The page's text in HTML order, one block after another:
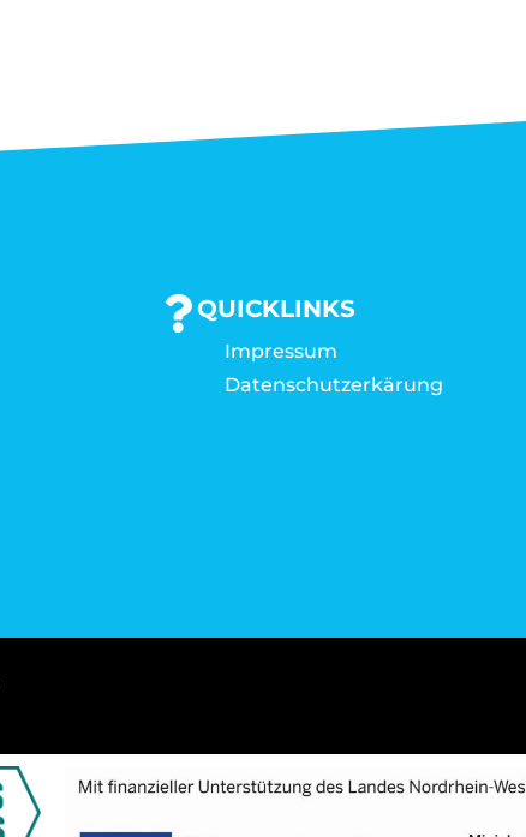
QUICKLINKS
Impressum
Datenschutzerkärung